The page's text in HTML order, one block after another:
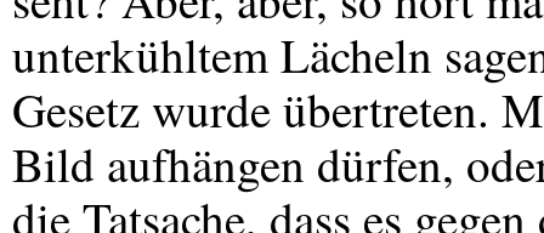
unterkühltem Lächeln
Gesetz wurde übertreten.
Bild aufhängen dürfen,
die Tatsache, dass es